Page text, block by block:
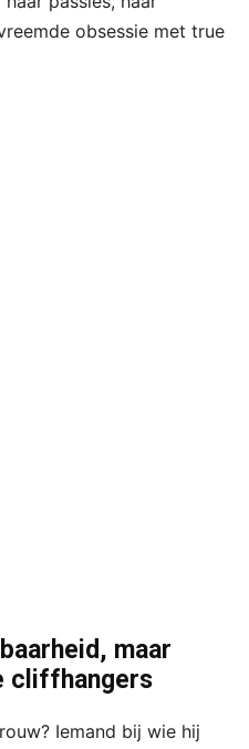
obsessie met true
maar
cliffhangers
Iemand bij wie hij